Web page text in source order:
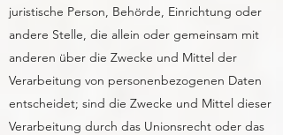
juristische Person, Behörde, Einrichtung oder
andere Stelle, die allein oder gemeinsam mit
anderen über die Zwecke und Mittel der
Verarbeitung von personenbezogenen Daten
entscheidet; sind die Zwecke und Mittel dieser
Verarbeitung durch das Unionsrecht oder das